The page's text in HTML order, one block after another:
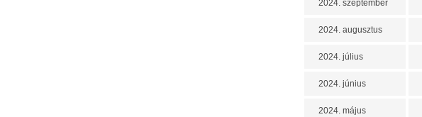
2024. szeptember
2024. augusztus
2024. július
2024. június
2024. május